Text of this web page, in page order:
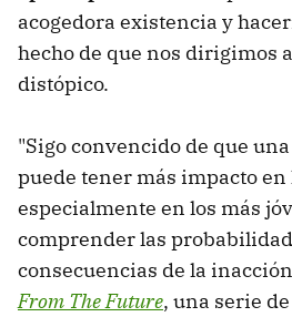
acogedora existencia y
hecho de que nos dirigimos
distópico.
"Sigo convencido de que
puede tener más impacto en
especialmente en los más
comprender las
consecuencias de la
From The Future, una serie